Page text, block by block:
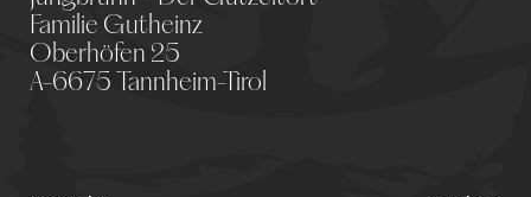
Familie Gutheinz
Oberhöfen 25
A-6675 Tannheim-Tirol